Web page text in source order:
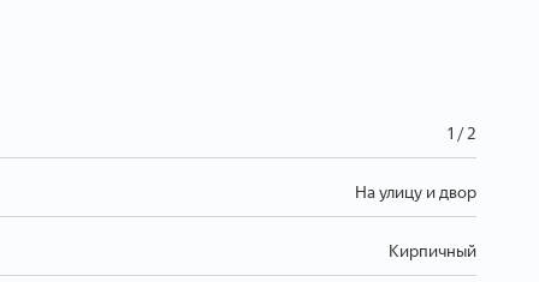
1 / 2
На улицу и двор
Кирпичный